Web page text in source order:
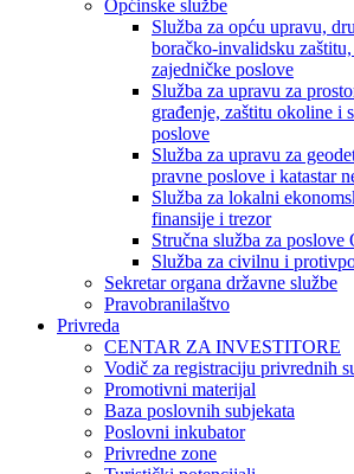
Općinske službe
Služba za opću upravu,
boračko-invalidsku
zajedničke poslove
Služba za upravu za
građenje, zaštitu okoline i
poslove
Služba za upravu za
pravne poslove i katastar
Služba za lokalni
finansije i trezor
Stručna služba za poslove
Služba za civilnu i
Sekretar organa državne službe
Pravobranilaštvo
Privreda
CENTAR ZA INVESTITORE
Vodič za registraciju privrednih
Promotivni materijal
Baza poslovnih subjekata
Poslovni inkubator
Privredne zone